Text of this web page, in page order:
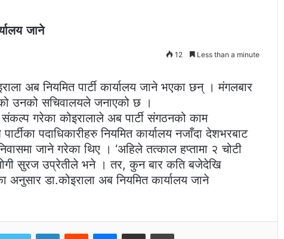
जाने
12 Less than a minute
अब नियमित पार्टी कार्यालय जाने भएका छन् । मंगलबार
उनको सचिवालयले जनाएको छ ।
संकल्प गरेका कोइरालाले अब पार्टी संगठनको काम
पदाधिकारीहरु नियमित कार्यालय नजाँदा देशभरबाट
जाने गरेका थिए । ‘अहिले तत्काल हप्तामा २ चोटी
सुरज उप्रेतीले भने । तर, कुन बार कति बजेदेखि
डा.कोइराला अब नियमित कार्यालय जाने
LinkedInReddit Messenger
Share via Email Print